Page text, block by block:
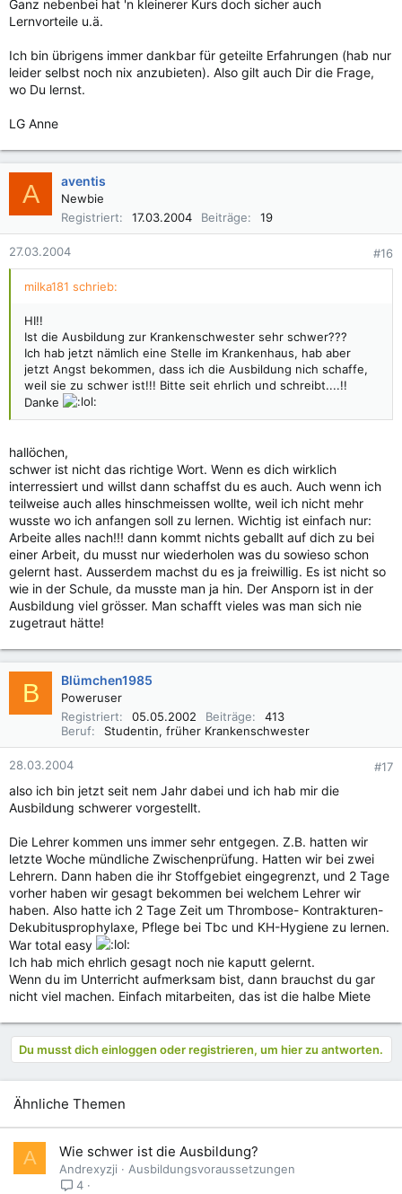
Ganz nebenbei hat 'n kleinerer Kurs doch sicher auch
Lernvorteile u.ä.
Ich bin übrigens immer dankbar für geteilte Erfahrungen (hab nur
leider selbst noch nix anzubieten). Also gilt auch Dir die Frage,
wo Du lernst.
LG Anne
A aventis
Newbie
Registriert
17.03.2004 Beiträge 19
27.03.2004 #16
milka181 schrieb:
HI!!
Ist die Ausbildung zur Krankenschwester sehr schwer???
Ich hab jetzt nämlich eine Stelle im Krankenhaus, hab aber
jetzt Angst bekommen, dass ich die Ausbildung nich schaffe,
weil sie zu schwer ist!!! Bitte seit ehrlich und schreibt....!!
Danke
hallöchen,
schwer ist nicht das richtige Wort. Wenn es dich wirklich
interressiert und willst dann schaffst du es auch. Auch wenn ich
teilweise auch alles hinschmeissen wollte, weil ich nicht mehr
wusste wo ich anfangen soll zu lernen. Wichtig ist einfach nur:
Arbeite alles nach!!! dann kommt nichts geballt auf dich zu bei
einer Arbeit, du musst nur wiederholen was du sowieso schon
gelernt hast. Ausserdem machst du es ja freiwillig. Es ist nicht so
wie in der Schule, da musste man ja hin. Der Ansporn ist in der
Ausbildung viel grösser. Man schafft vieles was man sich nie
zugetraut hätte!
B Blümchen1985
Poweruser
Registriert
05.05.2002 Beiträge
413
Beruf
Studentin, früher Krankenschwester
28.03.2004 #17
also ich bin jetzt seit nem Jahr dabei und ich hab mir die
Ausbildung schwerer vorgestellt.
Die Lehrer kommen uns immer sehr entgegen. Z.B. hatten wir
letzte Woche mündliche Zwischenprüfung. Hatten wir bei zwei
Lehrern. Dann haben die ihr Stoffgebiet eingegrenzt, und 2 Tage
vorher haben wir gesagt bekommen bei welchem Lehrer wir
haben. Also hatte ich 2 Tage Zeit um Thrombose- Kontrakturen-
Dekubitusprophylaxe, Pflege bei Tbc und KH-Hygiene zu lernen.
War total easy
Ich hab mich ehrlich gesagt noch nie kaputt gelernt.
Wenn du im Unterricht aufmerksam bist, dann brauchst du gar
nicht viel machen. Einfach mitarbeiten, das ist die halbe Miete
Du musst dich einloggen oder registrieren, um hier zu antworten.
Ähnliche Themen
A Wie schwer ist die Ausbildung?
Andrexyzji
Ausbildungsvoraussetzungen
4